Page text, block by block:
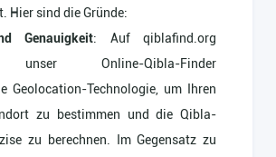
Hier sind die Gründe:
Genauigkeit: Auf qiblafind.org
unser Online-Qibla-Finder
Geolocation-Technologie, um Ihren
zu bestimmen und die Qibla-
zu berechnen. Im Gegensatz zu